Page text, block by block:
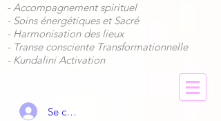
​- Accompagnement spirituel
​​- Soins énergétiques et Sacré
- Harmonisation des lieux
- Transe consciente Transformationnelle
- Kundalini Activation
Se connecter